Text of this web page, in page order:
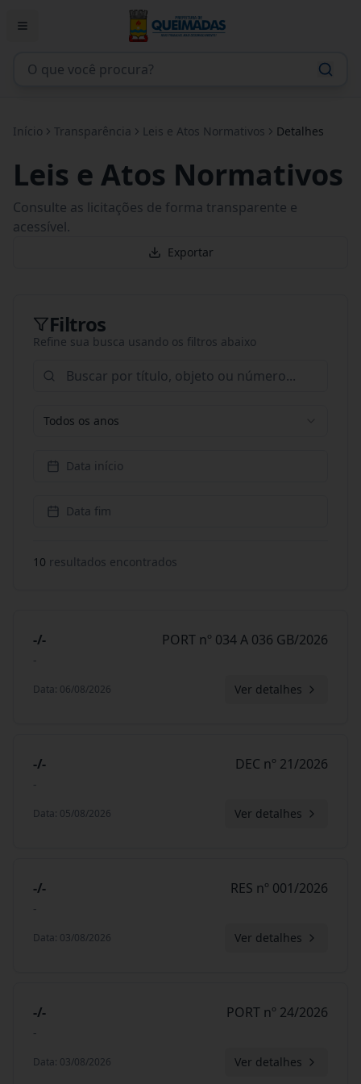
Início Transparência Leis e Atos Normativos Detalhes
Leis e Atos Normativos
Consulte as licitações de forma transparente e
acessível.
Exportar
Filtros
Refine sua busca usando os filtros abaixo
Todos os anos
Data início
Data fim
10 resultados encontrados
-/-
-
PORT nº 034 A 036 GB/2026
Data: 06/08/2026 Ver detalhes
-/-
-
DEC nº 21/2026
Data: 05/08/2026 Ver detalhes
-/-
-
RES nº 001/2026
Data: 03/08/2026 Ver detalhes
-/-
-
PORT nº 24/2026
Data: 03/08/2026 Ver detalhes